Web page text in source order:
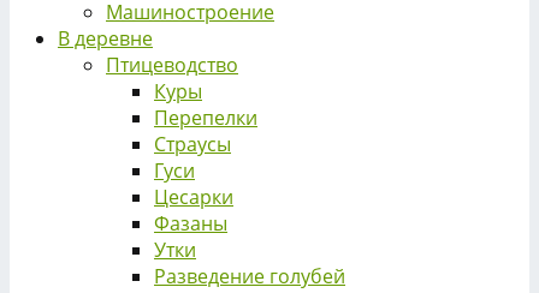
Машиностроение
В деревне
Птицеводство
Куры
Перепелки
Страусы
Гуси
Цесарки
Фазаны
Утки
Разведение голубей